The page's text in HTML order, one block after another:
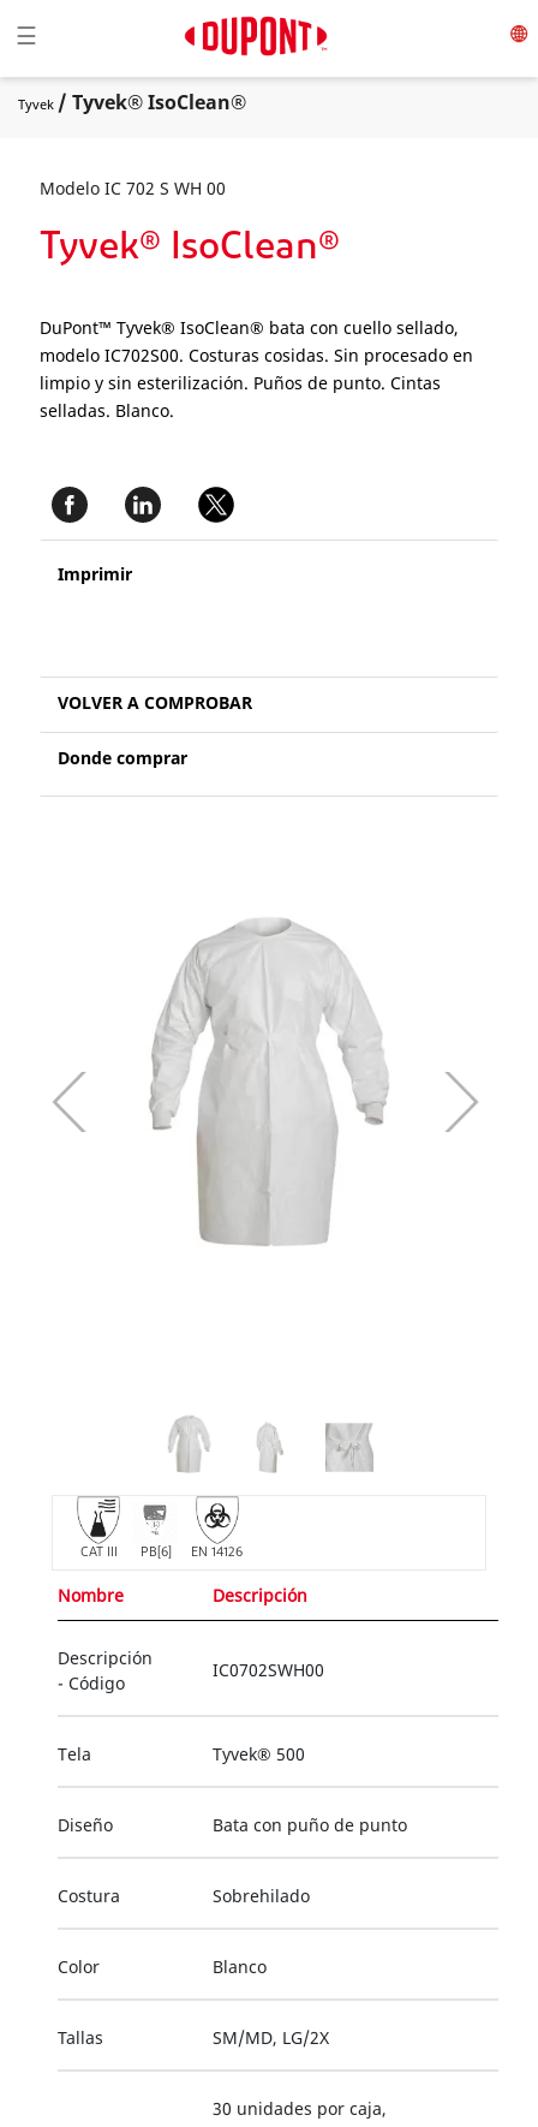
Toggle navigation
☰
Tyvek / Tyvek® IsoClean®
Modelo IC 702 S WH 00
Tyvek® IsoClean®
DuPont™ Tyvek® IsoClean® bata con cuello sellado,
modelo IC702S00. Costuras cosidas. Sin procesado en
limpio y sin esterilización. Puños de punto. Cintas
selladas. Blanco.
Imprimir
VOLVER A COMPROBAR
Donde comprar
CAT III PB[6] EN 14126
Nombre Descripción
Descripción
- Código
IC0702SWH00
Tela Tyvek® 500
Diseño Bata con puño de punto
Costura Sobrehilado
Color Blanco
Tallas SM/MD, LG/2X
30 unidades por caja,